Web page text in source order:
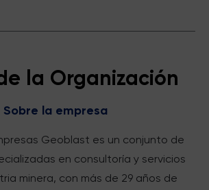
la Organización
Sobre la empresa
Geoblast es un conjunto de
en consultoría y servicios
minera, con más de 29 años de